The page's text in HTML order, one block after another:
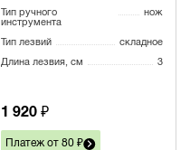
Тип ручного
инструмента
нож
Тип лезвий складное
Длина лезвия, см 3
1 920 ₽
Платеж от 80 ₽